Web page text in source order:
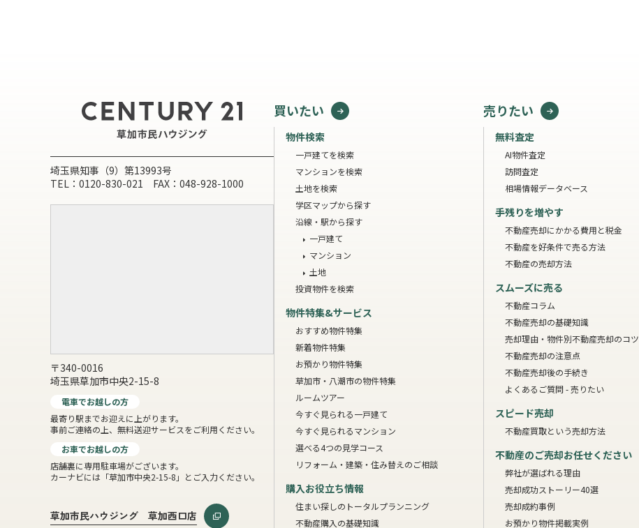
埼玉県知事（9）第13993号
TEL：0120-830-021 FAX：048-928-1000
〒340-0016
埼玉県草加市中央2-15-8
電車でお越しの方
最寄り駅までお迎えに上がります。
事前ご連絡の上、無料送迎サービスをご利用ください。
お車でお越しの方
店舗裏に専用駐車場がございます。
カーナビには「草加市中央2-15-8」とご入力ください。
草加市民ハウジング 草加西口店
買いたい
物件検索
一戸建てを検索
マンションを検索
土地を検索
学区マップから探す
沿線・駅から探す
一戸建て
マンション
土地
投資物件を検索
物件特集&サービス
おすすめ物件特集
新着物件特集
お預かり物件特集
草加市・八潮市の物件特集
ルームツアー
今すぐ見られる一戸建て
今すぐ見られるマンション
選べる4つの見学コース
リフォーム・建築・住み替えのご相談
購入お役立ち情報
住まい探しのトータルプランニング
不動産購入の基礎知識
売りたい
無料査定
AI物件査定
訪問査定
相場情報データベース
手残りを増やす
不動産売却にかかる費用と税金
不動産を好条件で売る方法
不動産の売却方法
スムーズに売る
不動産コラム
不動産売却の基礎知識
売却理由・物件別不動産売却のコツ
不動産売却の注意点
不動産売却後の手続き
よくあるご質問 - 売りたい
スピード売却
不動産買取という売却方法
不動産のご売却お任せください
弊社が選ばれる理由
売却成功ストーリー40選
売却成約事例
お預かり物件掲載実例